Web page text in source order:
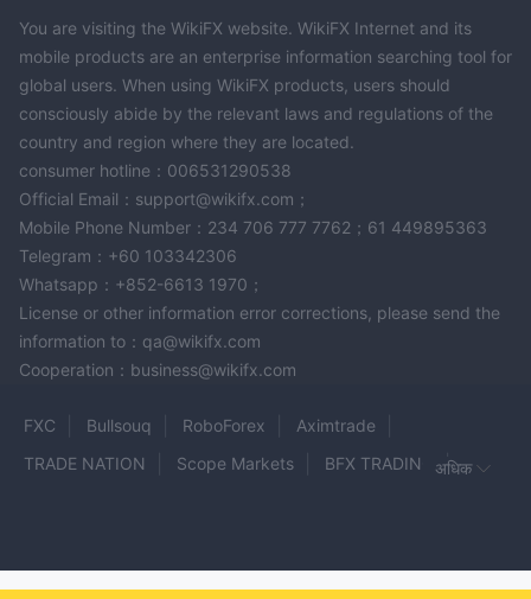
You are visiting the WikiFX website. WikiFX Internet and its
mobile products are an enterprise information searching tool for
global users. When using WikiFX products, users should
consciously abide by the relevant laws and regulations of the
country and region where they are located.
consumer hotline：006531290538
Official Email：support@wikifx.com；
Mobile Phone Number：234 706 777 7762；61 449895363
Telegram：+60 103342306
Whatsapp：+852-6613 1970；
License or other information error corrections, please send the
information to：qa@wikifx.com
Cooperation：business@wikifx.com
FXC Bullsouq RoboForex
Aximtrade
TRADE NATION
Scope Markets
BFX TRADING
ARAKKAL MARKETS
BithubFX Venbey Yatırım
अधिक